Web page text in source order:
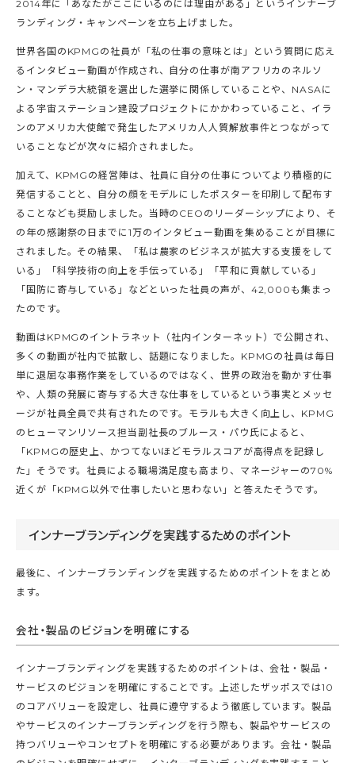
2014年に「あなたがここにいるのには理由がある」というインナーブ
ランディング・キャンペーンを立ち上げました。
世界各国のKPMGの社員が「私の仕事の意味とは」という質問に応え
るインタビュー動画が作成され、自分の仕事が南アフリカのネルソ
ン・マンデラ大統領を選出した選挙に関係していることや、NASAに
よる宇宙ステーション建設プロジェクトにかかわっていること、イラ
ンのアメリカ大使館で発生したアメリカ人人質解放事件とつながって
いることなどが次々に紹介されました。
加えて、KPMGの経営陣は、社員に自分の仕事についてより積極的に
発信することと、自分の顔をモデルにしたポスターを印刷して配布す
ることなども奨励しました。当時のCEOのリーダーシップにより、そ
の年の感謝祭の日までに1万のインタビュー動画を集めることが目標に
されました。その結果、「私は農家のビジネスが拡大する支援をして
いる」「科学技術の向上を手伝っている」「平和に貢献している」
「国防に寄与している」などといった社員の声が、42,000も集まっ
たのです。
動画はKPMGのイントラネット（社内インターネット）で公開され、
多くの動画が社内で拡散し、話題になりました。KPMGの社員は毎日
単に退屈な事務作業をしているのではなく、世界の政治を動かす仕事
や、人類の発展に寄与する大きな仕事をしているという事実とメッセ
ージが社員全員で共有されたのです。モラルも大きく向上し、KPMG
のヒューマンリソース担当副社長のブルース・パウ氏によると、
「KPMGの歴史上、かつてないほどモラルスコアが高得点を記録し
た」そうです。社員による職場満足度も高まり、マネージャーの70%
近くが「KPMG以外で仕事したいと思わない」と答えたそうです。
インナーブランディングを実践するためのポイント
最後に、インナーブランディングを実践するためのポイントをまとめ
ます。
会社・製品のビジョンを明確にする
インナーブランディングを実践するためのポイントは、会社・製品・
サービスのビジョンを明確にすることです。上述したザッポスでは10
のコアバリューを設定し、社員に遵守するよう徹底しています。製品
やサービスのインナーブランディングを行う際も、製品やサービスの
持つバリューやコンセプトを明確にする必要があります。会社・製品